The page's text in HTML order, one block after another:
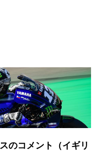
のコメント（イギリ